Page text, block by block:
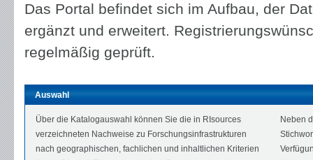
Das Portal befindet sich im Aufbau, der
ergänzt und erweitert.
regelmäßig geprüft.
Auswahl
Über die Katalogauswahl können Sie die in RIsources
verzeichneten Nachweise zu Forschungsinfrastrukturen
nach geographischen, fachlichen und inhaltlichen Kriterien
Neben